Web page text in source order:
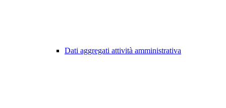
Dati aggregati attività amministrativa